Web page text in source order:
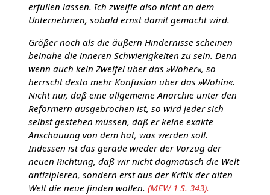
erfüllen lassen. Ich zweifle also nicht an dem
Unternehmen, sobald ernst damit gemacht wird.
Größer noch als die äußern Hindernisse scheinen
beinahe die inneren Schwierigkeiten zu sein. Denn
wenn auch kein Zweifel über das »Woher«, so
herrscht desto mehr Konfusion über das »Wohin«.
Nicht nur, daß eine allgemeine Anarchie unter den
Reformern ausgebrochen ist, so wird jeder sich
selbst gestehen müssen, daß er keine exakte
Anschauung von dem hat, was werden soll.
Indessen ist das gerade wieder der Vorzug der
neuen Richtung, daß wir nicht dogmatisch die Welt
antizipieren, sondern erst aus der Kritik der alten
Welt die neue finden wollen. (MEW 1 S. 343).